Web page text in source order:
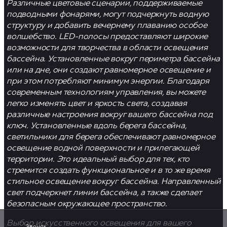
Различные цветовые сценарии, поддерживаемые
подводными фонарями, могут подчеркнуть водную
структуру и добавить вечернему плаванию особое
волшебство. LED-полосы предоставляют широкие
возможности для творчества в области освещения
бассейна. Установленные вокруг периметра бассейна
или на дне, они создают равномерное освещение и
при этом потребляют минимум энергии. Благодаря
современным технологиям управления, вы можете
легко изменять цвет и яркость света, создавая
различные настроения вокруг вашего бассейна под
ключ. Установленные вдоль берега бассейна,
светильники для берега обеспечивают равномерное
освещение водной поверхности и прилегающей
территории. Это идеальный выбор для тех, кто
стремится создать функциональное и в то же время
стильное освещение вокруг бассейна. Направленный
свет подчеркнет линии бассейна, а также сделает
безопасным окружающее пространство.
Выбор искусственного освещения для вашего